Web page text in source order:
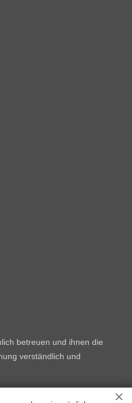
betreuen und ihnen die
verständlich und